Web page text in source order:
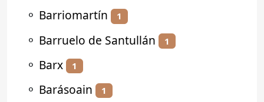
⚬ Barriomartín 1
⚬ Barruelo de Santullán 1
⚬ Barx 1
⚬ Barásoain 1